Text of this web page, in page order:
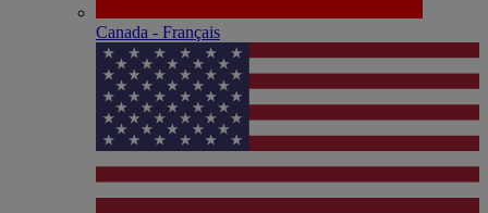
Canada - Français